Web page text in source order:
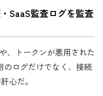
SaaS監査ログを監査
、トークンが悪用された
のログだけでなく、接続
心だ。